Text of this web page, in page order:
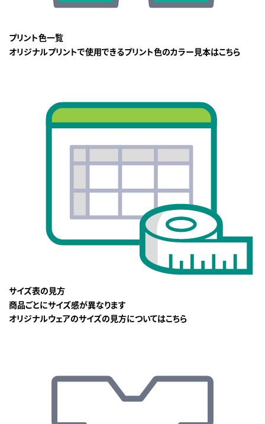
プリント色一覧
オリジナルプリントで使用できるプリント色のカラー見本はこちら
サイズ表の見方
商品ごとにサイズ感が異なります
オリジナルウェアのサイズの見方についてはこちら